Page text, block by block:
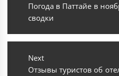
записям
Previous
post:
Погода в Паттайе в
сводки
Next
Next
Отзывы туристов об